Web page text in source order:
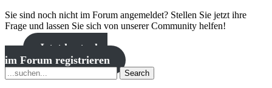
Sie sind noch nicht im Forum angemeldet? Stellen Sie jetzt ihre
Frage und lassen Sie sich von unserer Community helfen!
Jetzt kostenlos
im Forum registrieren
Search